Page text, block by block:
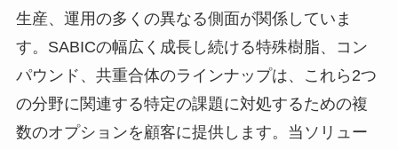
生産、運用の多くの異なる側面が関係していま
す。SABICの幅広く成長し続ける特殊樹脂、コン
パウンド、共重合体のラインナップは、これら2つ
の分野に関連する特定の課題に対処するための複
数のオプションを顧客に提供します。当ソリュー